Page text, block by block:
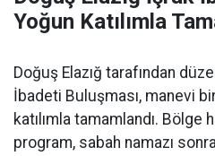
Yoğun Katılımla
Doğuş Elazığ tarafından
İbadeti Buluşması, manevi
katılımla tamamlandı. Bölge
program, sabah namazı